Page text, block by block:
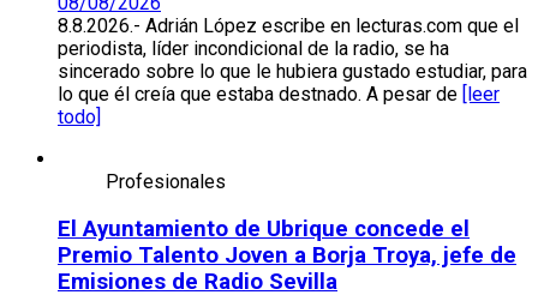
8.8.2026.- Adrián López escribe en lecturas.com que el
periodista, líder incondicional de la radio, se ha
sincerado sobre lo que le hubiera gustado estudiar, para
lo que él creía que estaba destnado. A pesar de
[leer
todo]
Profesionales
El Ayuntamiento de Ubrique concede el
Premio Talento Joven a Borja Troya, jefe de
Emisiones de Radio Sevilla